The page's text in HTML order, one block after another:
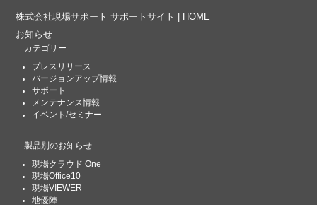
株式会社現場サポート サポートサイト | HOME
お知らせ
カテゴリー
プレスリリース
バージョンアップ情報
サポート
メンテナンス情報
イベント/セミナー
製品別のお知らせ
現場クラウド One
現場Office10
現場VIEWER
地優陣